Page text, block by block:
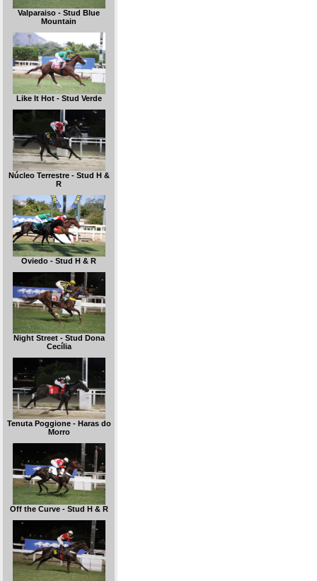
Valparaiso - Stud Blue
Mountain
Like It Hot - Stud Verde
Núcleo Terrestre - Stud H &
R
Oviedo - Stud H & R
Night Street - Stud Dona
Cecília
Tenuta Poggione - Haras do
Morro
Off the Curve - Stud H & R